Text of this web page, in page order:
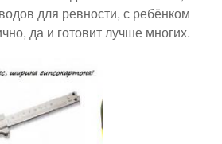
для ревности, с ребёнком
да и готовит лучше многих.